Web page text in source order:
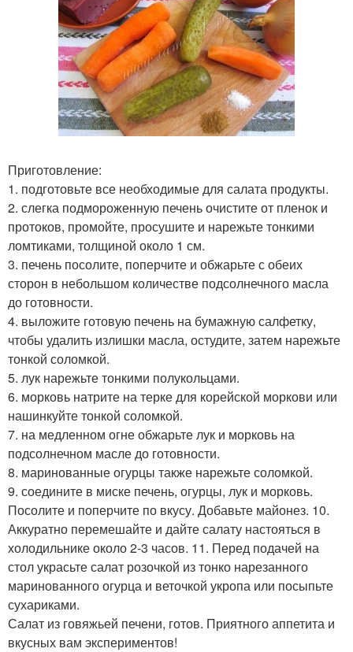
Приготовление:
1. подготовьте все необходимые для салата продукты.
2. слегка подмороженную печень очистите от пленок и
протоков, промойте, просушите и нарежьте тонкими
ломтиками, толщиной около 1 см.
3. печень посолите, поперчите и обжарьте с обеих
сторон в небольшом количестве подсолнечного масла
до готовности.
4. выложите готовую печень на бумажную салфетку,
чтобы удалить излишки масла, остудите, затем нарежьте
тонкой соломкой.
5. лук нарежьте тонкими полукольцами.
6. морковь натрите на терке для корейской моркови или
нашинкуйте тонкой соломкой.
7. на медленном огне обжарьте лук и морковь на
подсолнечном масле до готовности.
8. маринованные огурцы также нарежьте соломкой.
9. соедините в миске печень, огурцы, лук и морковь.
Посолите и поперчите по вкусу. Добавьте майонез. 10.
Аккуратно перемешайте и дайте салату настояться в
холодильнике около 2-3 часов. 11. Перед подачей на
стол украсьте салат розочкой из тонко нарезанного
маринованного огурца и веточкой укропа или посыпьте
сухариками.
Салат из говяжьей печени, готов. Приятного аппетита и
вкусных вам экспериментов!